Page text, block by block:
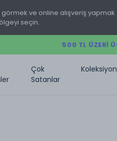
ve online alışveriş yapmak
seçin.
500 TL ÜZERI
Çok
Satanlar